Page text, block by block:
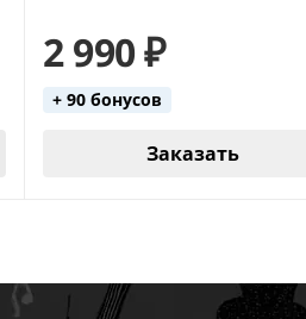
2 990 ₽
+ 90 бонусов
Заказать